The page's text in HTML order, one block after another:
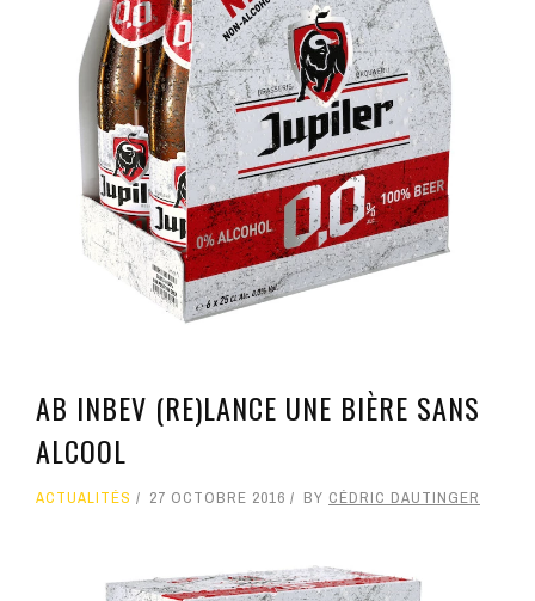
AB INBEV (RE)LANCE UNE BIÈRE SANS
ALCOOL
ACTUALITÉS 27 OCTOBRE 2016 BY CÉDRIC DAUTINGER